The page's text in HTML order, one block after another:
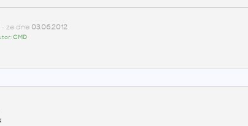
• ze dne 03.06.2012
CMD